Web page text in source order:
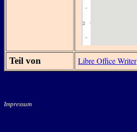
Teil von Libre Office Writer
Impressum